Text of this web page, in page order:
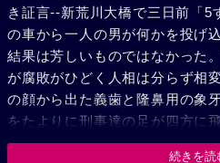
き証言--新荒川大橋で三日前「
の車から一人の男が何かを投げ
結果は芳しいものではなかった
が腐敗がひどく人相は分らず相
の顔から出た義歯と隆鼻用の象
をたよりに刑事達の足が四方に
キャバレーの女給小沢初江と分
続きを読